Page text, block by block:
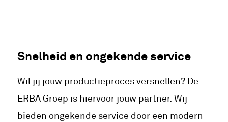
Snelheid en ongekende service
Wil jij jouw productieproces versnellen? De
ERBA Groep is hiervoor jouw partner. Wij
bieden ongekende service door een modern